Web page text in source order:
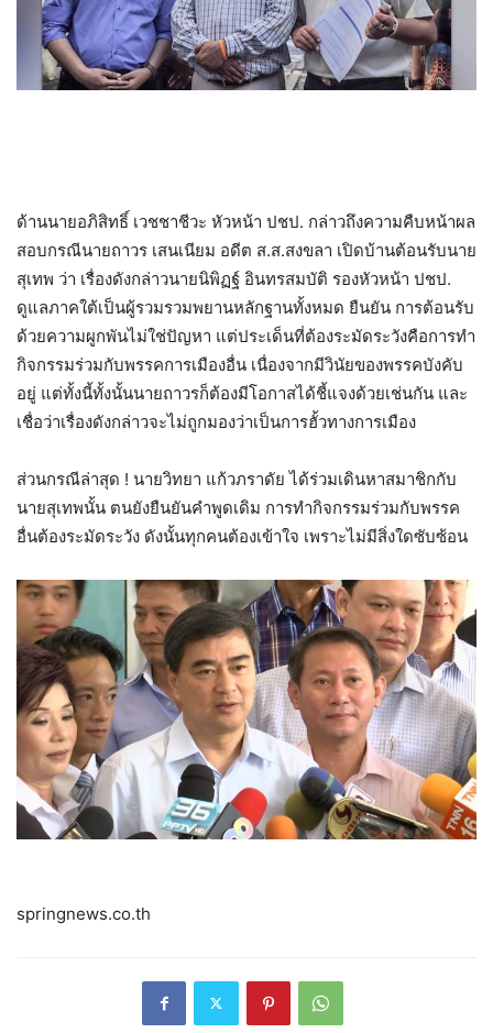
ด้านนายอภิสิทธิ์ เวชชาชีวะ หัวหน้า ปชป. กล่าวถึงความคืบหน้าผล
สอบกรณีนายถาวร เสนเนียม อดีต ส.ส.สงขลา เปิดบ้านต้อนรับนาย
สุเทพ ว่า เรื่องดังกล่าวนายนิพิฏฐ์ อินทรสมบัติ รองหัวหน้า ปชป.
ดูแลภาคใต้เป็นผู้รวมรวมพยานหลักฐานทั้งหมด ยืนยัน การต้อนรับ
ด้วยความผูกพันไม่ใช่ปัญหา แต่ประเด็นที่ต้องระมัดระวังคือการทำ
กิจกรรมร่วมกับพรรคการเมืองอื่น เนื่องจากมีวินัยของพรรคบังคับ
อยู่ แต่ทั้งนี้ทั้งนั้นนายถาวรก็ต้องมีโอกาสได้ชี้แจงด้วยเช่นกัน และ
เชื่อว่าเรื่องดังกล่าวจะไม่ถูกมองว่าเป็นการฮั้วทางการเมือง
ส่วนกรณีล่าสุด ! นายวิทยา แก้วภราดัย ได้ร่วมเดินหาสมาชิกกับ
นายสุเทพนั้น ตนยังยืนยันคำพูดเดิม การทำกิจกรรมร่วมกับพรรค
อื่นต้องระมัดระวัง ดังนั้นทุกคนต้องเข้าใจ เพราะไม่มีสิ่งใดซับซ้อน
springnews.co.th